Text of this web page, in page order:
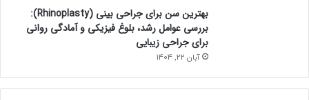
بهترین سن برای جراحی بینی (Rhinoplasty):
بررسی عوامل رشد، بلوغ فیزیکی و آمادگی روانی
برای جراحی زیبایی
آبان 22, 1404